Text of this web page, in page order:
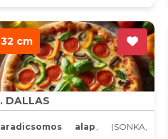
32 cm
DALLAS
alap, (SONKA,